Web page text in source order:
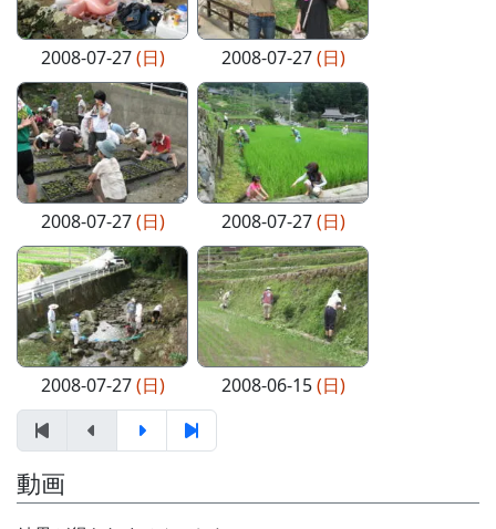
2008-07-27(日) 2008-07-27(日)
2008-07-27(日) 2008-07-27(日)
2008-07-27(日) 2008-06-15(日)
動画